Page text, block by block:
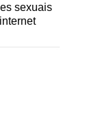
sexuais